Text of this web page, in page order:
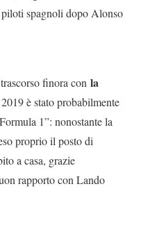
spagnoli dopo Alonso
finora con la
è stato probabilmente
1”: nonostante la
proprio il posto di
a casa, grazie
rapporto con Lando